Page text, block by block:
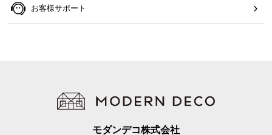
お客様サポート
モダンデコ株式会社